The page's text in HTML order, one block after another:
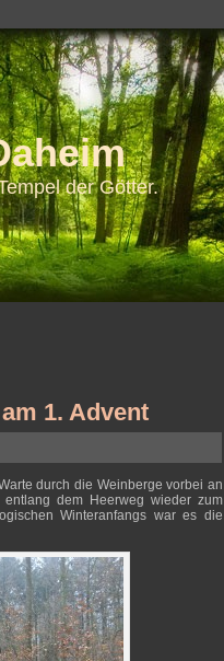
der Götter.
1. Advent
durch die Weinberge vorbei an
dem Heerweg wieder zum
Winteranfangs war es die